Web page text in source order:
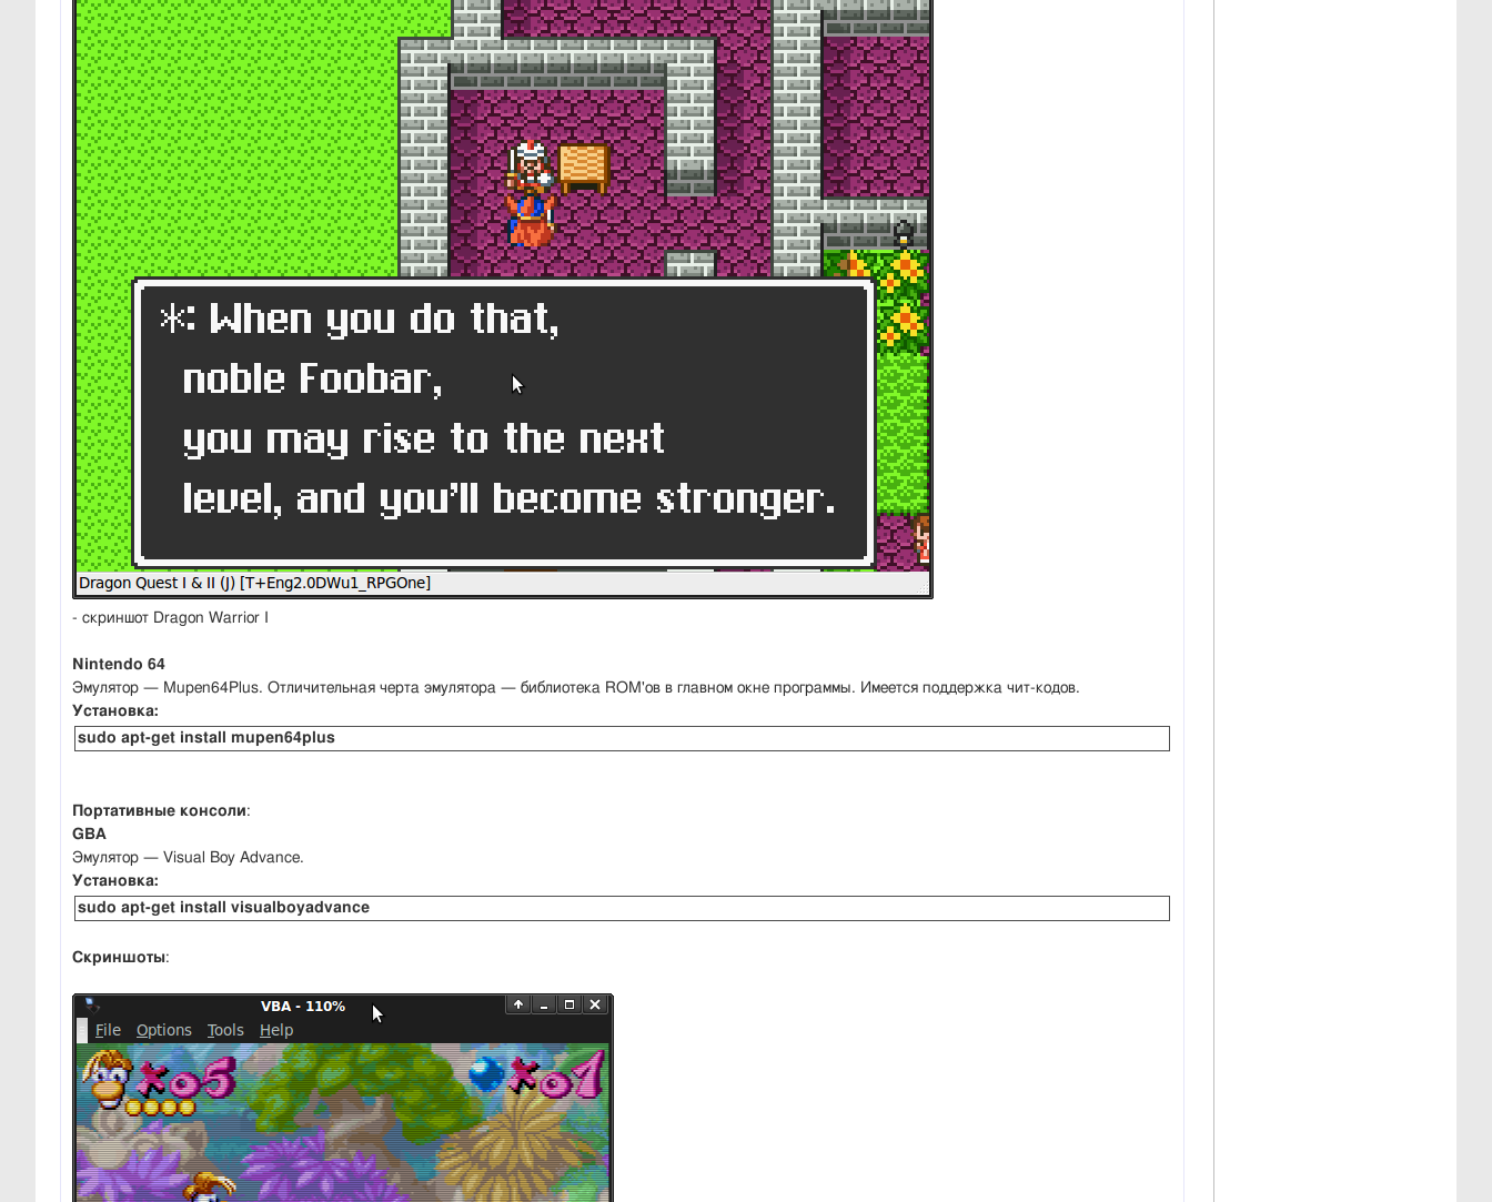
- скриншот Dragon Warrior I
Nintendo 64
Эмулятор — Mupen64Plus. Отличительная черта эмулятора — библиотека ROM'ов в главном окне программы. Имеется поддержка чит-кодов.
Установка:
sudo apt-get install mupen64plus
Портативные консоли:
GBA
Эмулятор — Visual Boy Advance.
Установка:
sudo apt-get install visualboyadvance
Скриншоты: